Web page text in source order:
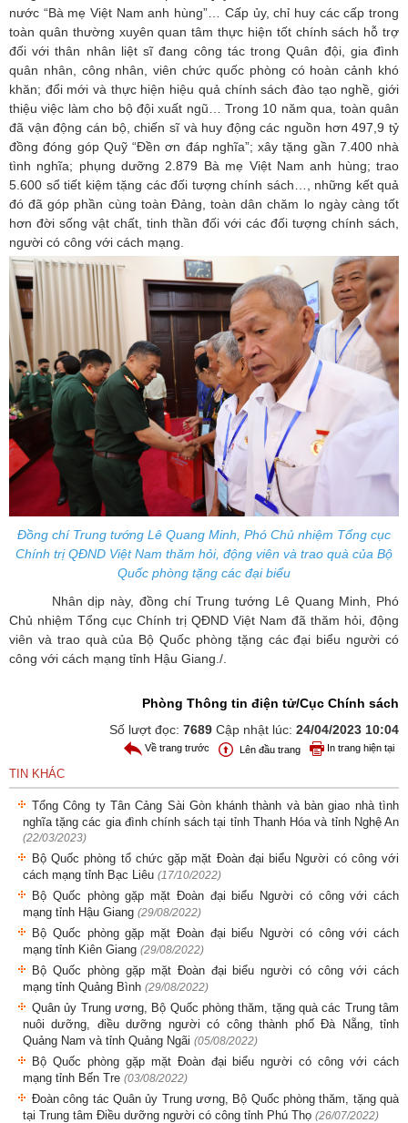
nước “Bà mẹ Việt Nam anh hùng”… Cấp ủy, chỉ huy các cấp trong
toàn quân thường xuyên quan tâm thực hiện tốt chính sách hỗ trợ
đối với thân nhân liệt sĩ đang công tác trong Quân đội, gia đình
quân nhân, công nhân, viên chức quốc phòng có hoàn cảnh khó
khăn; đổi mới và thực hiện hiệu quả chính sách đào tạo nghề, giới
thiệu việc làm cho bộ đội xuất ngũ… Trong 10 năm qua, toàn quân
đã vận động cán bộ, chiến sĩ và huy động các nguồn hơn 497,9 tỷ
đồng đóng góp Quỹ “Đền ơn đáp nghĩa”; xây tặng gần 7.400 nhà
tình nghĩa; phụng dưỡng 2.879 Bà mẹ Việt Nam anh hùng; trao
5.600 sổ tiết kiệm tặng các đối tượng chính sách…, những kết quả
đó đã góp phần cùng toàn Đảng, toàn dân chăm lo ngày càng tốt
hơn đời sống vật chất, tinh thần đối với các đối tượng chính sách,
người có công với cách mạng.
Đồng chí Trung tướng Lê Quang Minh, Phó Chủ nhiệm Tổng cục
Chính trị QĐND Việt Nam thăm hỏi, động viên và trao quà của Bộ
Quốc phòng tặng các đại biểu
Nhân dịp này, đồng chí Trung tướng Lê Quang Minh, Phó
Chủ nhiệm Tổng cục Chính trị QĐND Việt Nam đã thăm hỏi, động
viên và trao quà của Bộ Quốc phòng tặng các đại biểu người có
công với cách mạng tỉnh Hậu Giang./.
Phòng Thông tin điện tử/Cục Chính sách
Số lượt đọc: 7689 Cập nhật lúc: 24/04/2023 10:04
In trang hiện tại
Lên đầu trang
Về trang trước
TIN KHÁC
Tổng Công ty Tân Cảng Sài Gòn khánh thành và bàn giao nhà tình
nghĩa tặng các gia đình chính sách tại tỉnh Thanh Hóa và tỉnh Nghệ An
(22/03/2023)
Bộ Quốc phòng tổ chức gặp mặt Đoàn đại biểu Người có công với
cách mạng tỉnh Bạc Liêu (17/10/2022)
Bộ Quốc phòng gặp mặt Đoàn đại biểu Người có công với cách
mạng tỉnh Hậu Giang (29/08/2022)
Bộ Quốc phòng gặp mặt Đoàn đại biểu Người có công với cách
mạng tỉnh Kiên Giang (29/08/2022)
Bộ Quốc phòng gặp mặt Đoàn đại biểu người có công với cách
mạng tỉnh Quảng Bình (29/08/2022)
Quân ủy Trung ương, Bộ Quốc phòng thăm, tặng quà các Trung tâm
nuôi dưỡng, điều dưỡng người có công thành phố Đà Nẵng, tỉnh
Quảng Nam và tỉnh Quảng Ngãi (05/08/2022)
Bộ Quốc phòng gặp mặt Đoàn đại biểu người có công với cách
mạng tỉnh Bến Tre (03/08/2022)
Đoàn công tác Quân ủy Trung ương, Bộ Quốc phòng thăm, tặng quà
tại Trung tâm Điều dưỡng người có công tỉnh Phú Thọ (26/07/2022)